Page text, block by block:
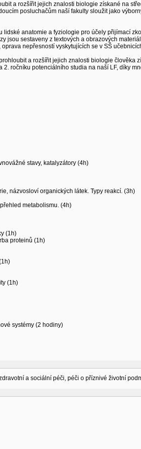
a rozšířit jejich znalosti biologie získané na
posluchačům naší fakulty sloužit jako
lidské anatomie a fyziologie pro účely přijímací
jsou sestaveny z textových a obrazových
nepřesností vyskytujících se v SŠ
a rozšířit jejich znalosti biologie
2. ročníku potenciálního studia na naší LF, díky
stavy, katalyzátory (4h)
názvosloví organických látek. Typy reakcí. (3h)
metabolismu. (4h)
(1h)
proteinů (1h)
(1h)
systémy (2 hodiny)
a sociální péči, péči o příznivé životní